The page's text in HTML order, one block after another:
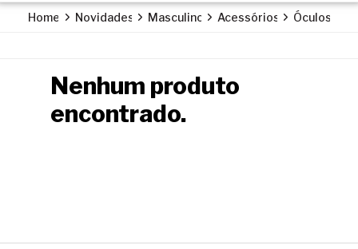
Home Novidades Masculino Acessórios Óculos
Nenhum produto
encontrado.